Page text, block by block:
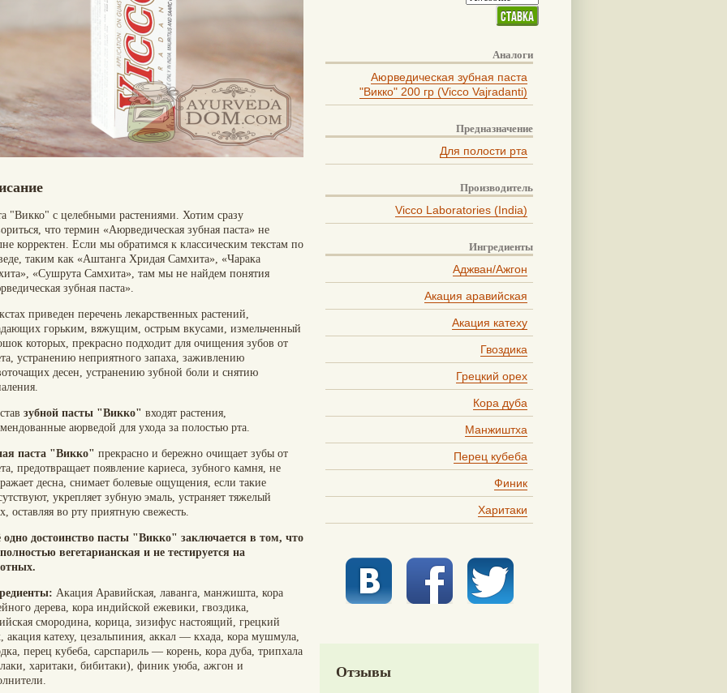
"Викко" с целебными растениями. Хотим сразу
что термин «Аюрведическая зубная паста» не
корректен. Если мы обратимся к классическим текстам по
таким как «Аштанга Хридая Самхита», «Чарака
«Сушрута Самхита», там мы не найдем понятия
зубная паста».
приведен перечень лекарственных растений,
горьким, вяжущим, острым вкусами, измельченный
которых, прекрасно подходит для очищения зубов от
устранению неприятного запаха, заживлению
десен, устранению зубной боли и снятию
зубной пасты "Викко" входят растения,
аюрведой для ухода за полостью рта.
паста "Викко" прекрасно и бережно очищает зубы от
предотвращает появление кариеса, зубного камня, не
десна, снимает болевые ощущения, если такие
укрепляет зубную эмаль, устраняет тяжелый
оставляя во рту приятную свежесть.
достоинство пасты "Викко" заключается в том, что
вегетарианская и не тестируется на
Акация Аравийская, лаванга, манжишта, кора
дерева, кора индийской ежевики, гвоздика,
смородина, корица, зизифус настоящий, грецкий
акация катеху, цезальпиния, аккал — кхада, кора мушмула,
перец кубеба, сарспариль — корень, кора дуба, трипхала
харитаки, бибитаки), финик уюба, ажгон и
Аналоги
Аюрведическая зубная паста
"Викко" 200 гр (Vicco Vajradanti)
Предназначение
Для полости рта
Производитель
Vicco Laboratories (India)
Ингредиенты
Аджван/Ажгон
Акация аравийская
Акация катеху
Гвоздика
Грецкий орех
Кора дуба
Манжиштха
Перец кубеба
Финик
Харитаки
Отзывы